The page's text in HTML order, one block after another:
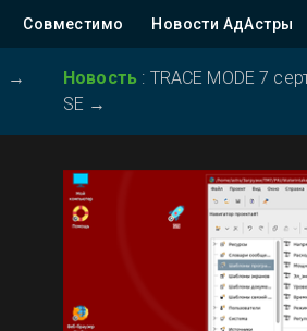
Совместимо Новости АдАстры
→ Новость : TRACE MODE 7
SE →